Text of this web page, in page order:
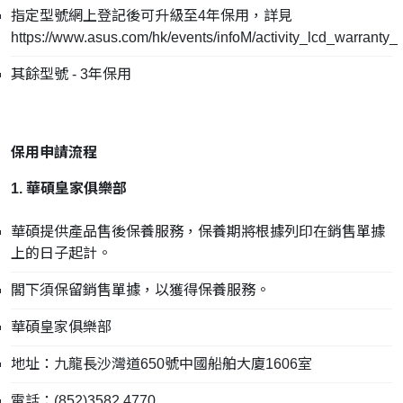
指定型號網上登記後可升級至4年保用，詳見
https://www.asus.com/hk/events/infoM/activity_lcd_warranty_
其餘型號 - 3年保用
保用申請流程
1. 華碩皇家俱樂部
華碩提供產品售後保養服務，保養期將根據列印在銷售單據
上的日子起計。
閣下須保留銷售單據，以獲得保養服務。
華碩皇家俱樂部
地址：九龍長沙灣道650號中國船舶大廈1606室